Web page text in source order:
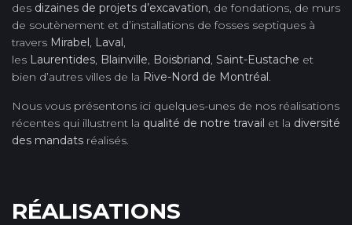
des dizaines de projets d’excavation, de fondations, de murs
de soutènement et d’installations de fosses septiques à
travers Mirabel, Laval,
les Laurentides, Blainville, Boisbriand, Saint-Eustache et
bien d’autres villes de la Rive-Nord de Montréal.
Nous vous présentons ici quelques-unes de nos réalisations
récentes qui illustrent la qualité de notre travail et la diversité
des mandats réalisés.
RÉALISATIONS